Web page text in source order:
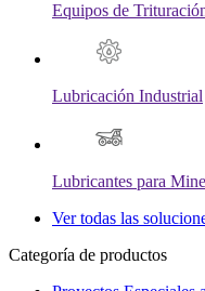
Equipos de
Lubricación Industrial
Lubricantes para
Ver todas las
Categoría de productos